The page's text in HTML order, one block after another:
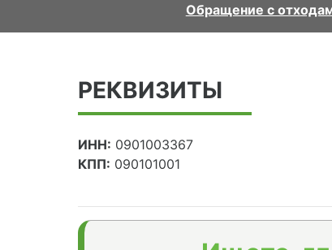
Обращение с
РЕКВИЗИТЫ
ИНН: 0901003367
КПП: 090101001